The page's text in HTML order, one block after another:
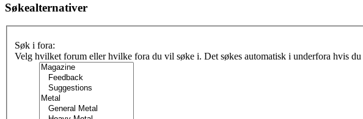
Søkealternativer
Søk i fora:
Velg hvilket forum eller hvilke fora du vil søke i. Det søkes automatisk i underfora hvis